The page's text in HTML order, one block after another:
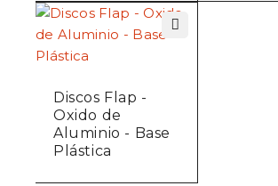
Discos Flap -
Oxido de
Aluminio - Base
Plástica